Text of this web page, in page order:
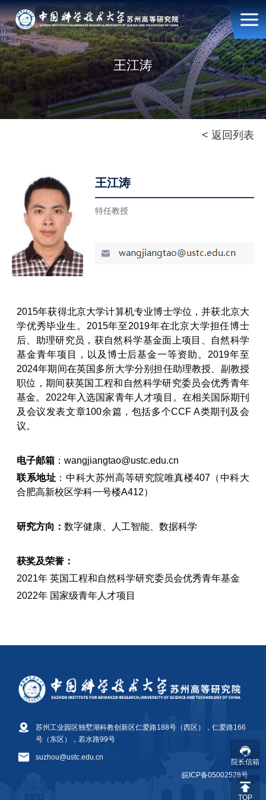
王江涛
< 返回列表
王江涛
特任教授
苏州工业园区独墅湖科教创新区仁爱路188号（西区），仁爱路166
号（东区），若水路99号
suzhou@ustc.edu.cn
皖ICP备05002528号
TOP
院长信箱